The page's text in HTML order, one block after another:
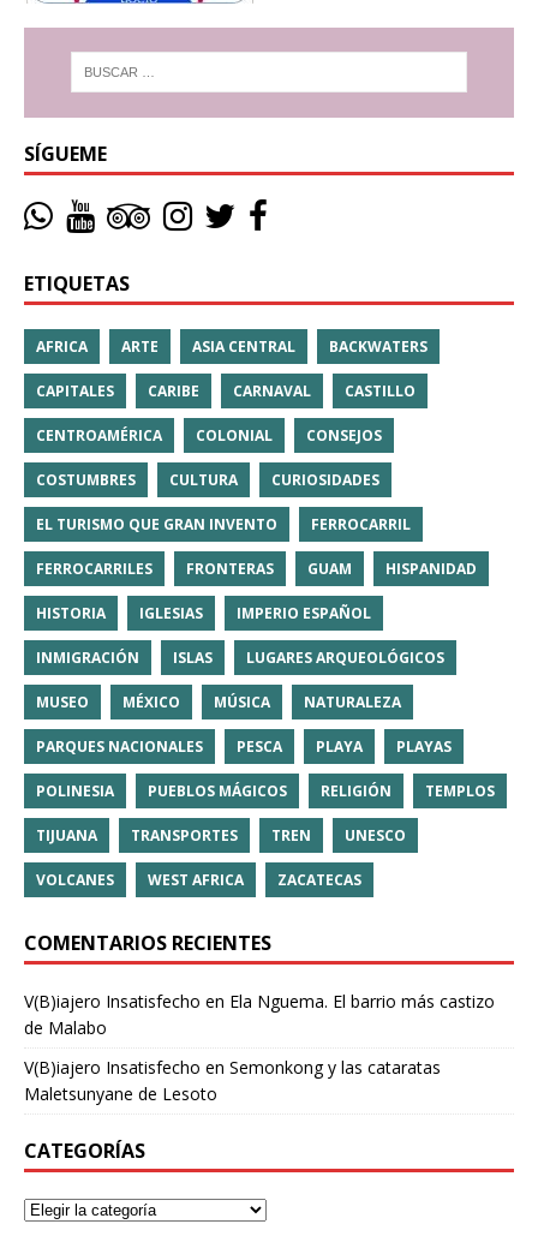
SÍGUEME
ETIQUETAS
AFRICA ARTE ASIA CENTRAL BACKWATERS
CAPITALES CARIBE CARNAVAL CASTILLO
CENTROAMÉRICA COLONIAL CONSEJOS
COSTUMBRES CULTURA CURIOSIDADES
EL TURISMO QUE GRAN INVENTO FERROCARRIL
FERROCARRILES FRONTERAS GUAM HISPANIDAD
HISTORIA IGLESIAS IMPERIO ESPAÑOL
INMIGRACIÓN ISLAS LUGARES ARQUEOLÓGICOS
MUSEO MÉXICO MÚSICA NATURALEZA
PARQUES NACIONALES PESCA PLAYA PLAYAS
POLINESIA PUEBLOS MÁGICOS RELIGIÓN TEMPLOS
TIJUANA TRANSPORTES TREN UNESCO
VOLCANES WEST AFRICA ZACATECAS
COMENTARIOS RECIENTES
V(B)iajero Insatisfecho en Ela Nguema. El barrio más castizo
de Malabo
V(B)iajero Insatisfecho en Semonkong y las cataratas
Maletsunyane de Lesoto
CATEGORÍAS